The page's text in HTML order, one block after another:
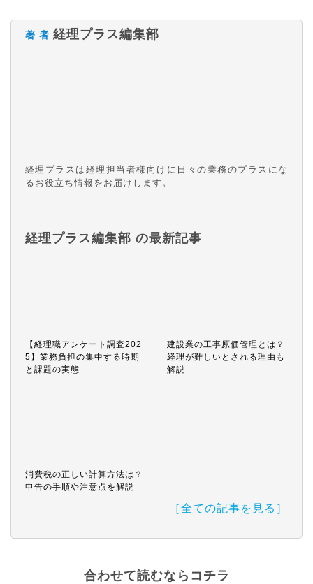
著 者 経理プラス編集部
経理プラスは経理担当者様向けに日々の業務のプラスにな
るお役立ち情報をお届けします。
経理プラス編集部 の最新記事
【経理職アンケート調査202
5】業務負担の集中する時期
と課題の実態
建設業の工事原価管理とは？
経理が難しいとされる理由も
解説
消費税の正しい計算方法は？
申告の手順や注意点を解説
［全ての記事を見る］
合わせて読むならコチラ